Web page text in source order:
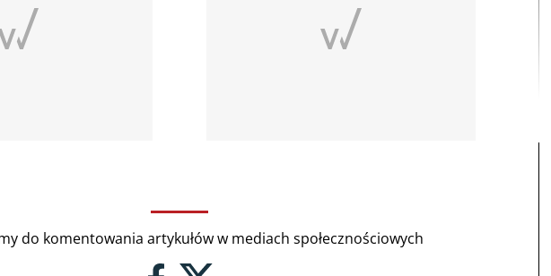
do komentowania artykułów w mediach społecznościowych